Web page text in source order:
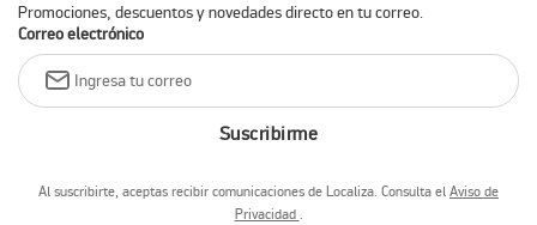
Promociones, descuentos y novedades directo en tu correo.
Correo electrónico
Suscribirme
Al suscribirte, aceptas recibir comunicaciones de Localiza. Consulta el Aviso de
Privacidad .